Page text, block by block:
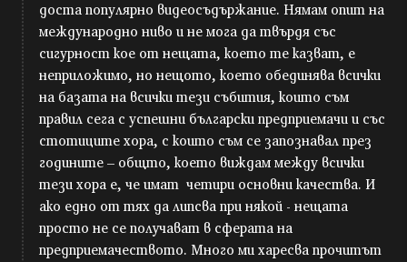
доста популярно видеосъдържание. Нямам опит на
международно ниво и не мога да твърдя със
сигурност кое от нещата, което те казват, е
неприложимо, но нещото, което обединява всички
на базата на всички тези събития, които съм
правил сега с успешни български предприемачи и със
стотиците хора, с които съм се запознавал през
годините – общто, което виждам между всички
тези хора е, че имат четири основни качества. И
ако едно от тях да липсва при някой - нещата
просто не се получават в сферата на
предприемачеството. Много ми харесва прочитът